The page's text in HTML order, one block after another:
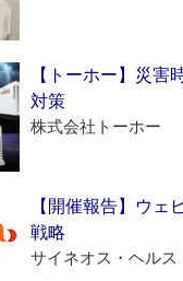
【トーホー】災
対策
株式会社トーホー
【開催報告】ウ
戦略
サイネオス・ヘル